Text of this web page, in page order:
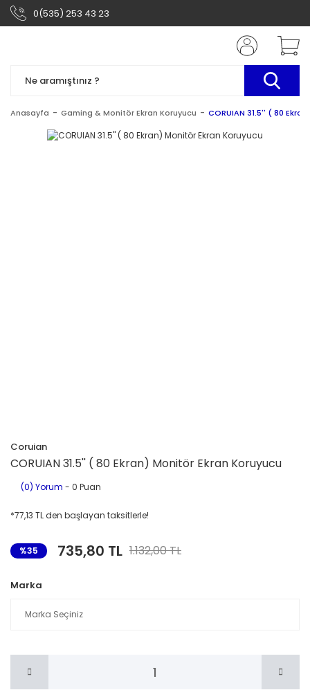
0(535) 253 43 23
Anasayfa Gaming & Monitör Ekran Koruyucu CORUIAN 31.5'' ( 80
Coruian
CORUIAN 31.5'' ( 80 Ekran) Monitör Ekran Koruyucu
(0) Yorum - 0 Puan
*77,13 TL den başlayan taksitlerle!
%35 735,80 TL 1.132,00 TL
Marka